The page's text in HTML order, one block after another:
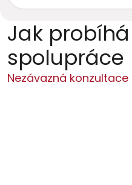
Jak probíhá
spolupráce
Nezávazná konzultace